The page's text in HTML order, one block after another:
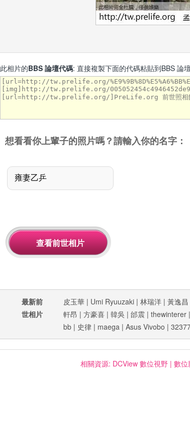
此相片的BBS 論壇代碼: 直接複製下面的代碼粘貼到BBS 論壇
想看看你上輩子的照片嗎？請輸入你的名字：
最新前
世相片
皮玉華 | Umi Ryuuzaki | 林瑞洋 | 黃逸昌
軒昂 | 方豪喜 | 韓吳 | 邰震 | thewinterer |
bb | 史律 | maega | Asus Vivobo |
相關資源: DCView 數位視野| 數位